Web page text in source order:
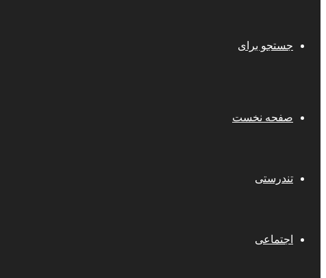
جستجو برای
صفحه نخست
تندرستی
اجتماعی